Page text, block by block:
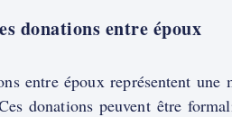
donations entre époux
entre époux représentent
donations peuvent être